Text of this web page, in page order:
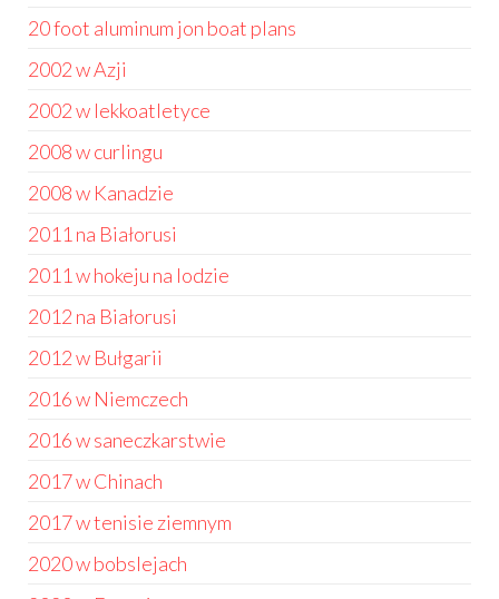
20 foot aluminum jon boat plans
2002 w Azji
2002 w lekkoatletyce
2008 w curlingu
2008 w Kanadzie
2011 na Białorusi
2011 w hokeju na lodzie
2012 na Białorusi
2012 w Bułgarii
2016 w Niemczech
2016 w saneczkarstwie
2017 w Chinach
2017 w tenisie ziemnym
2020 w bobslejach